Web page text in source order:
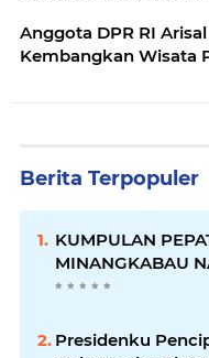
Anggota DPR RI
Kembangkan Wisata
Berita Terpopuler
KUMPULAN
MINANGKABAU
Presidenku